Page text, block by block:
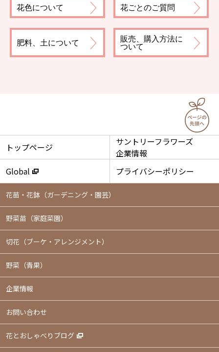
花色について 花ごとのご質問
肥料、土について
販売、購入方法に
ついて
トップページ
サントリーフラワーズ
企業情報
Global
プライバシーポリシー
花苗・花鉢 （ガーデニング・園芸）
野菜苗（家庭菜園）
切花（ブーケ・アレンジメント）
野菜（青果）
企業情報
お問い合わせ
花とおしゃべりブログ